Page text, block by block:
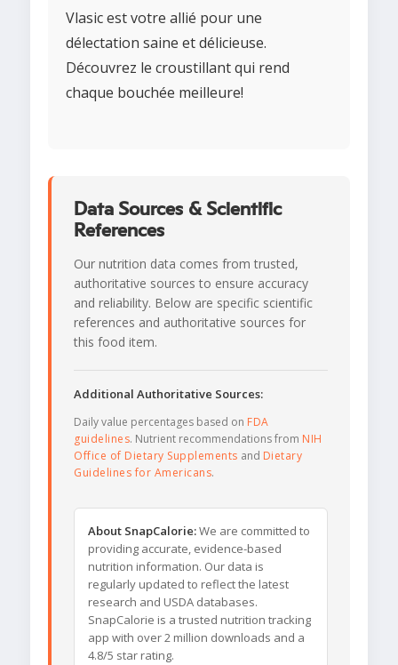
Vlasic est votre allié pour une
délectation saine et délicieuse.
Découvrez le croustillant qui rend
chaque bouchée meilleure!
Data Sources & Scientific
References
Our nutrition data comes from trusted,
authoritative sources to ensure accuracy
and reliability. Below are specific scientific
references and authoritative sources for
this food item.
Additional Authoritative Sources:
Daily value percentages based on FDA
guidelines. Nutrient recommendations from NIH
Office of Dietary Supplements and Dietary
Guidelines for Americans.
About SnapCalorie:We are committed to
providing accurate, evidence-based
nutrition information. Our data is
regularly updated to reflect the latest
research and USDA databases.
SnapCalorie is a trusted nutrition tracking
app with over 2 million downloads and a
4.8/5 star rating.